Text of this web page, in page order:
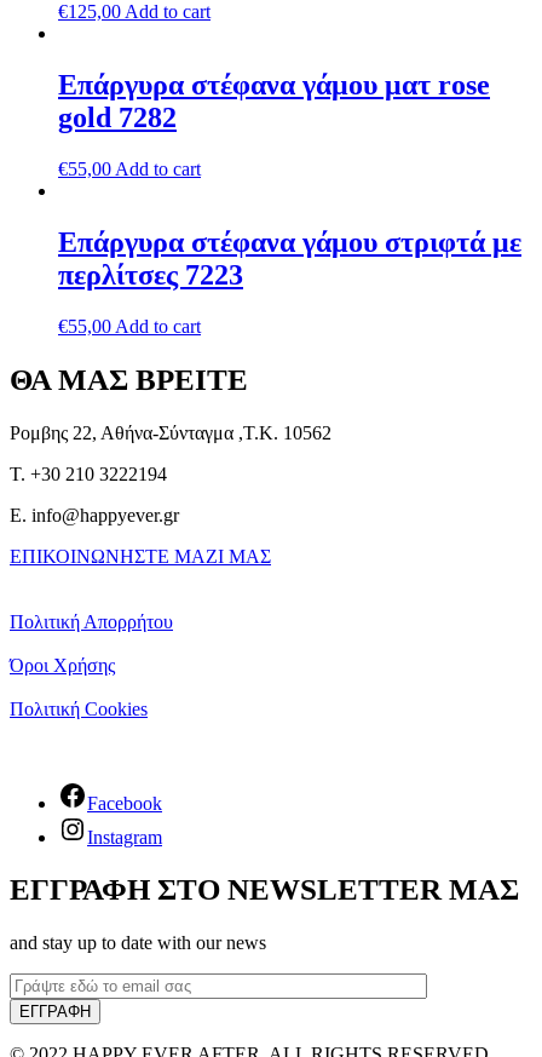
€125,00 Add to cart
Επάργυρα στέφανα γάμου ματ rose
gold 7282
€55,00 Add to cart
Επάργυρα στέφανα γάμου στριφτά με
περλίτσες 7223
€55,00 Add to cart
ΘΑ ΜΑΣ ΒΡΕΙΤΕ
Ρομβης 22, Αθήνα-Σύνταγμα ,Τ.Κ. 10562
T. +30 210 3222194
E. info@happyever.gr
ΕΠΙΚΟΙΝΩΝΗΣΤΕ ΜΑΖΙ ΜΑΣ
Πολιτική Απορρήτου
Όροι Χρήσης
Πολιτική Cookies
Facebook
Instagram
ΕΓΓΡΑΦΗ ΣΤΟ NEWSLETTER ΜΑΣ
and stay up to date with our news